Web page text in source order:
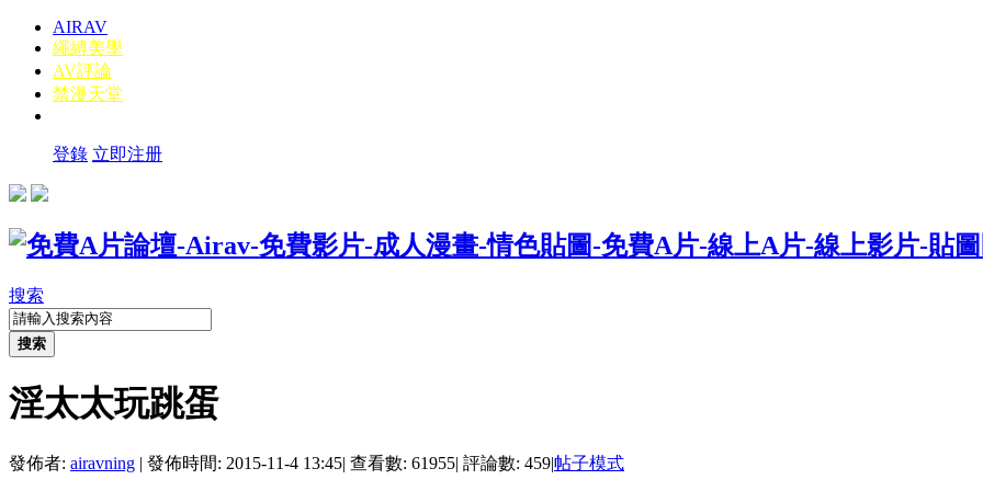
AIRAV
繩縛美學
AV評論
禁漫天堂
登錄 立即注册
搜索
搜索
淫太太玩跳蛋
發佈者: airavning | 發佈時間: 2015-11-4 13:45| 查看數: 61955| 評論數: 459|帖子模式